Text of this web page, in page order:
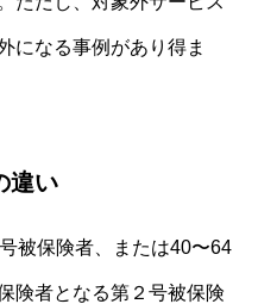
になる事例があり得ま
違い
被保険者、または40〜64
険者となる第２号被保険